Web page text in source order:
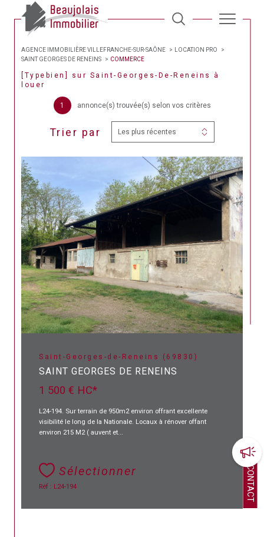
CONTACT
AGENCE IMMOBILIÈRE VILLEFRANCHE-SUR-SAÔNE
LOCATION PRO
SAINT GEORGES DE RENEINS
COMMERCE
[typebien] sur Saint-Georges-De-Reneins à
louer
1 annonce(s) trouvée(s) selon vos critères
Trier par Les plus récentes
Saint-Georges-de-Reneins (69830)
SAINT GEORGES DE RENEINS
1 500 € HC*
L24-194. Sur terrain de 950m2 environ offrant excellente
visibilité le long de la Nationale. Locaux à rénover offant
environ 215 M2 ( auvent et...
Sélectionner
Réf : L24-194